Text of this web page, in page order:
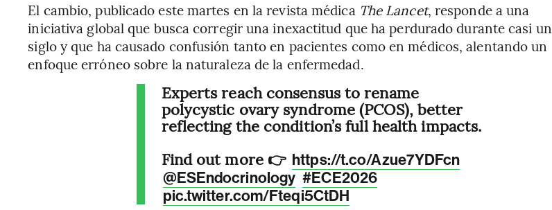
El cambio, publicado este martes en la revista médica The Lancet, responde a una
iniciativa global que busca corregir una inexactitud que ha perdurado durante casi un
siglo y que ha causado confusión tanto en pacientes como en médicos, alentando un
enfoque erróneo sobre la naturaleza de la enfermedad.
Experts reach consensus to rename
polycystic ovary syndrome (PCOS), better
reflecting the condition’s full health impacts.
Find out more 👉 https://t.co/Azue7YDFcn
@ESEndocrinology #ECE2026
pic.twitter.com/Fteqi5CtDH